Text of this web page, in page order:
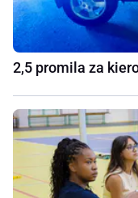
2,5 promila za